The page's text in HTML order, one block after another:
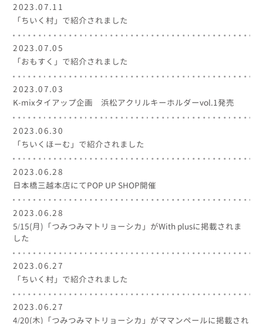
2023.07.11
「ちいく村」で紹介されました
2023.07.05
「おもすく」で紹介されました
2023.07.03
K-mixタイアップ企画 浜松アクリルキーホルダーvol.1発売
2023.06.30
「ちいくほーむ」で紹介されました
2023.06.28
日本橋三越本店にてPOP UP SHOP開催
2023.06.28
5/15(月)「つみつみマトリョーシカ」がWith plusに掲載されま
した
2023.06.27
「ちいく村」で紹介されました
2023.06.27
4/20(木)「つみつみマトリョーシカ」がママンペールに掲載され